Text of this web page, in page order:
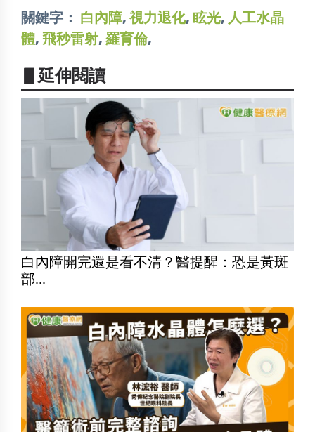
關鍵字： 白內障, 視力退化, 眩光, 人工水晶
體, 飛秒雷射, 羅育倫,
▋延伸閱讀
白內障開完還是看不清？醫提醒：恐是黃斑
部...